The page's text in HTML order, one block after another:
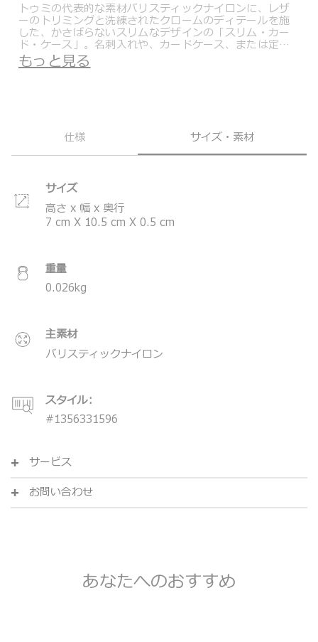
トゥミの代表的な素材バリスティックナイロンに、レザ
ーのトリミングと洗練されたクロームのディテールを施
した、かさばらないスリムなデザインの「スリム・カー
ド・ケース」。名刺入れや、カードケース、または定期
入れとしてもご使用可能です。両サイドにカードポケッ
トがあります。IDウィンドウと、レシートなどの収納が
もっと見る
仕様 サイズ・素材
サイズ
高さ x 幅 x 奥行
7 cm X 10.5 cm X 0.5 cm
重量
0.026kg
主素材
バリスティックナイロン
スタイル:
#1356331596
サービス
お問い合わせ
あなたへのおすすめ